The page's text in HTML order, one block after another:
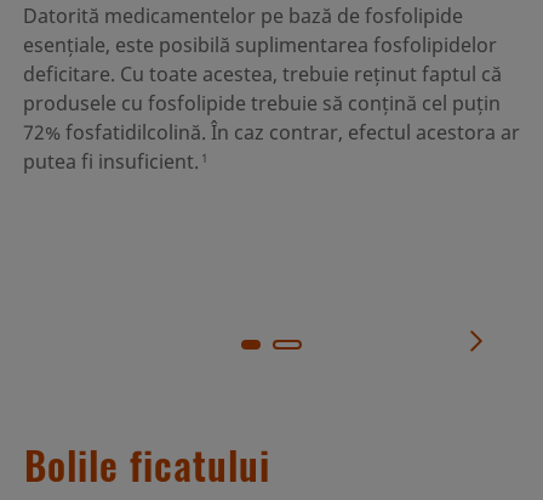
Datorită medicamentelor pe bază de fosfolipide
esențiale, este posibilă suplimentarea fosfolipidelor
deficitare. Cu toate acestea, trebuie reținut faptul că
produsele cu fosfolipide trebuie să conțină cel puțin
72% fosfatidilcolină. În caz contrar, efectul acestora ar
putea fi insuficient. 1
Bolile ficatului